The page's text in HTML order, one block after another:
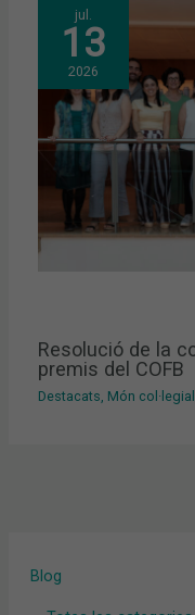
Blog
jul.
13
2026
Resolució de la
premis del COFB
Destacats, Món col·legial